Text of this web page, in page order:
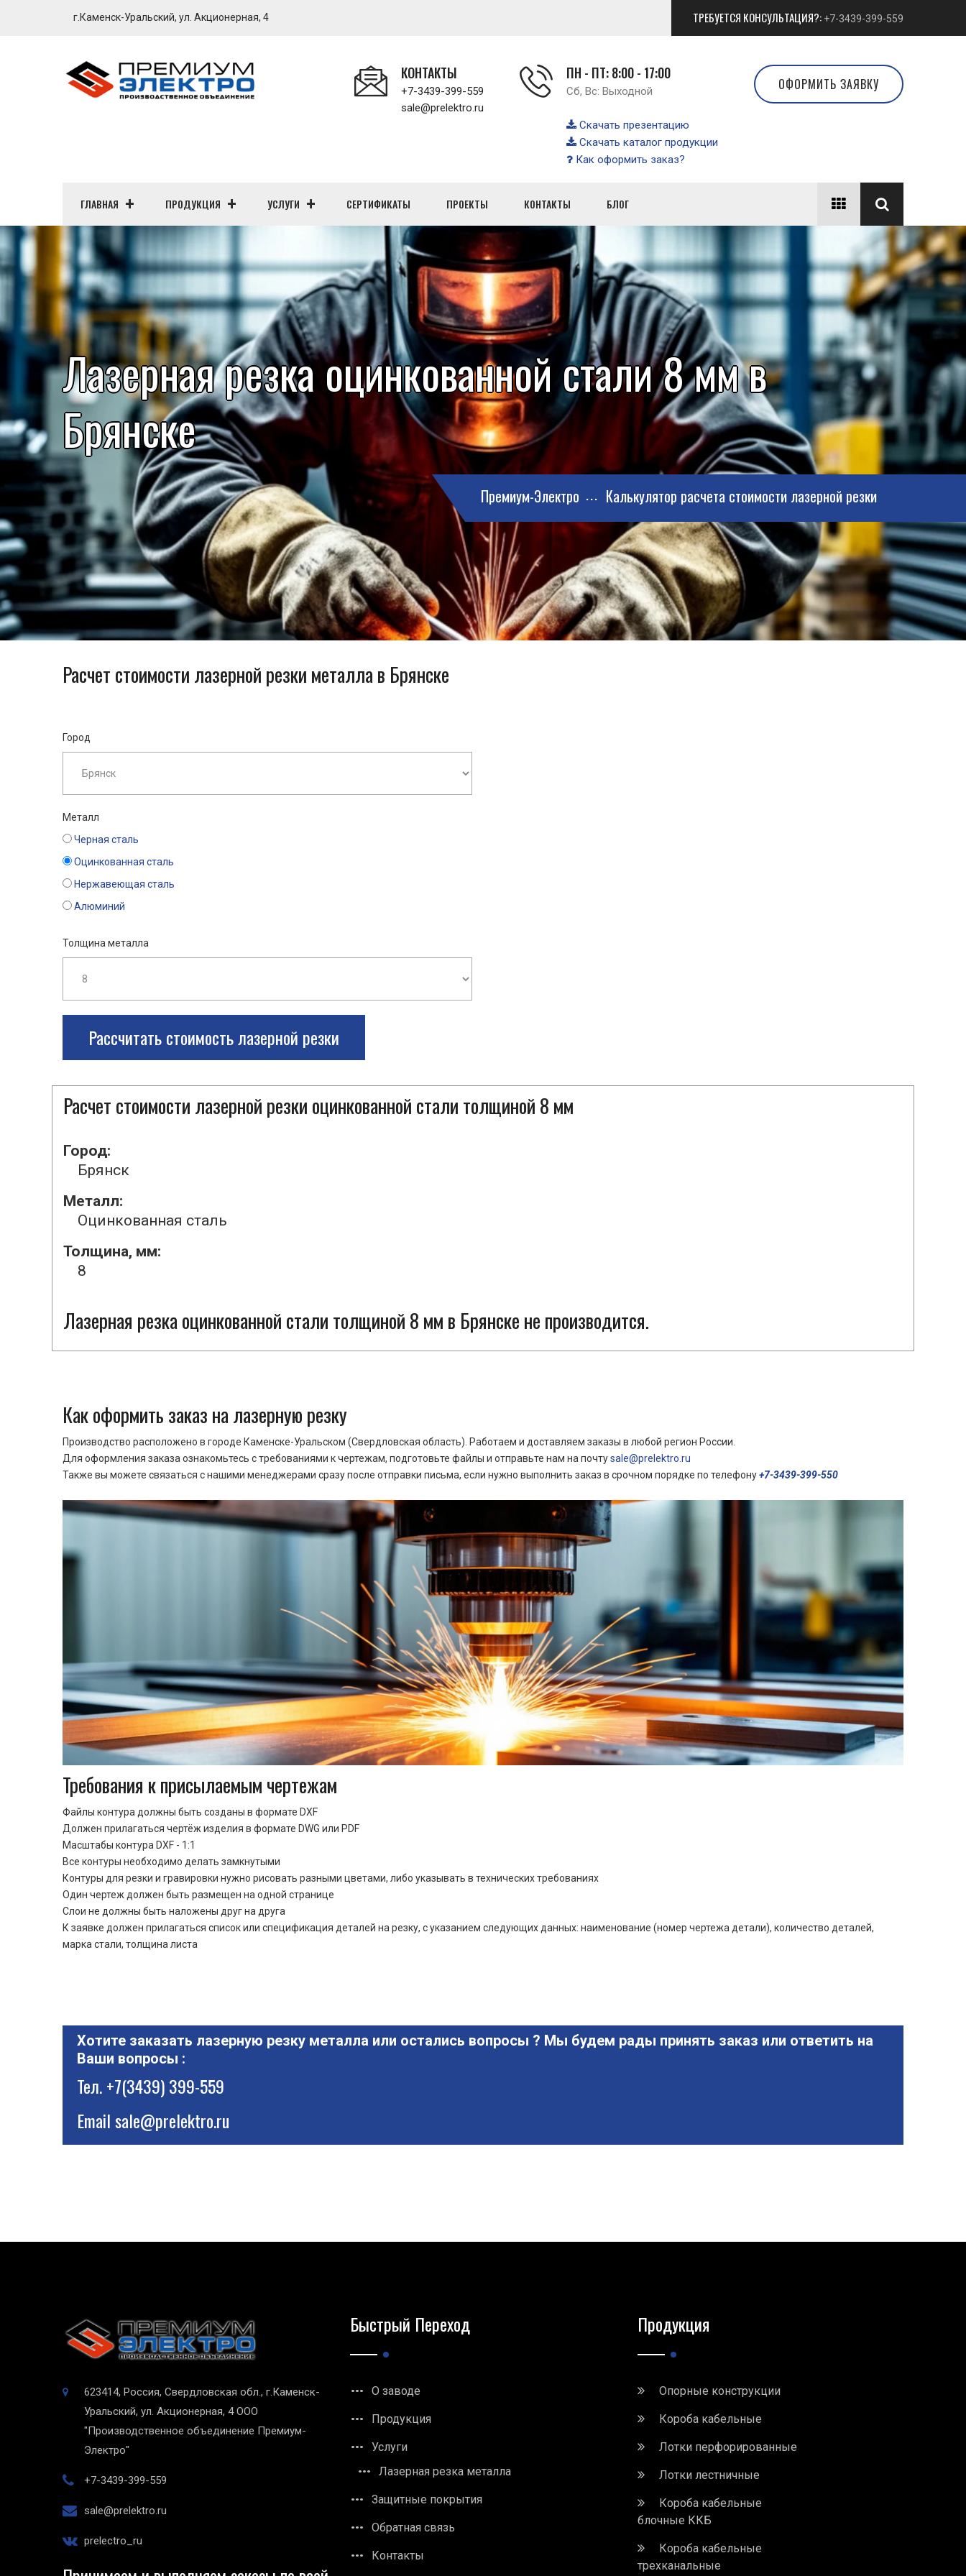
г.Каменск-Уральский, ул. Акционерная, 4 ТРЕБУЕТСЯ КОНСУЛЬТАЦИЯ?: +7-3439-399-559
КОНТАКТЫ
+7-3439-399-559
sale@prelektro.ru
ПН - ПТ: 8:00 - 17:00
Сб, Вс: Выходной
Скачать презентацию
Скачать каталог продукции
Как оформить заказ?
ОФОРМИТЬ ЗАЯВКУ
ГЛАВНАЯ ПРОДУКЦИЯ УСЛУГИ СЕРТИФИКАТЫ ПРОЕКТЫ КОНТАКТЫ БЛОГ
Лазерная резка оцинкованной стали 8 мм в
Брянске
Премиум-Электро Калькулятор расчета стоимости лазерной резки
Расчет стоимости лазерной резки металла в Брянске
Город
Металл
Черная сталь
Оцинкованная сталь
Нержавеющая сталь
Алюминий
Толщина металла
Рассчитать стоимость лазерной резки
Расчет стоимости лазерной резки оцинкованной стали толщиной 8 мм
Город:
Брянск
Металл:
Оцинкованная сталь
Толщина, мм:
8
Лазерная резка оцинкованной стали толщиной 8 мм в Брянске не производится.
Как оформить заказ на лазерную резку
Производство расположено в городе Каменске-Уральском (Свердловская область). Работаем и доставляем заказы в любой регион России.
Для оформления заказа ознакомьтесь с требованиями к чертежам, подготовьте файлы и отправьте нам на почтуsale@prelektro.ru
Также вы можете связаться с нашими менеджерами сразу после отправки письма, если нужно выполнить заказ в срочном порядке по телефону+7-3439-399-550
Требования к присылаемым чертежам
Файлы контура должны быть созданы в формате DXF
Должен прилагаться чертёж изделия в формате DWG или PDF
Масштабы контура DXF - 1:1
Все контуры необходимо делать замкнутыми
Контуры для резки и гравировки нужно рисовать разными цветами, либо указывать в технических требованиях
Один чертеж должен быть размещен на одной странице
Cлои не должны быть наложены друг на друга
К заявке должен прилагаться список или спецификация деталей на резку, с указанием следующих данных: наименование (номер чертежа детали), количество деталей,
марка стали, толщина листа
Хотите заказать лазерную резку металла или остались вопросы ? Мы будем рады принять заказ или ответить на
Ваши вопросы :
Тел.+7(3439) 399-559
Emailsale@prelektro.ru
623414, Россия, Свердловская обл., г.Каменск-
Уральский, ул. Акционерная, 4 ООО
"Производственное объединение Премиум-
Электро"
+7-3439-399-559
sale@prelektro.ru
prelectro_ru
Быстрый Переход
О заводе
Продукция
Услуги
Лазерная резка металла
Защитные покрытия
Обратная связь
Контакты
Продукция
Опорные конструкции
Короба кабельные
Лотки перфорированные
Лотки лестничные
Короба кабельные
блочные ККБ
Короба кабельные
трехканальные